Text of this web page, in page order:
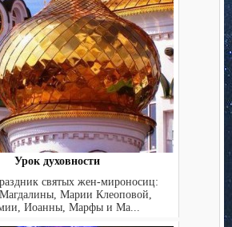
Урок духовности
святых жен-мироносиц:
Марии Клеоповой,
Иоанны, Марфы и Ма...